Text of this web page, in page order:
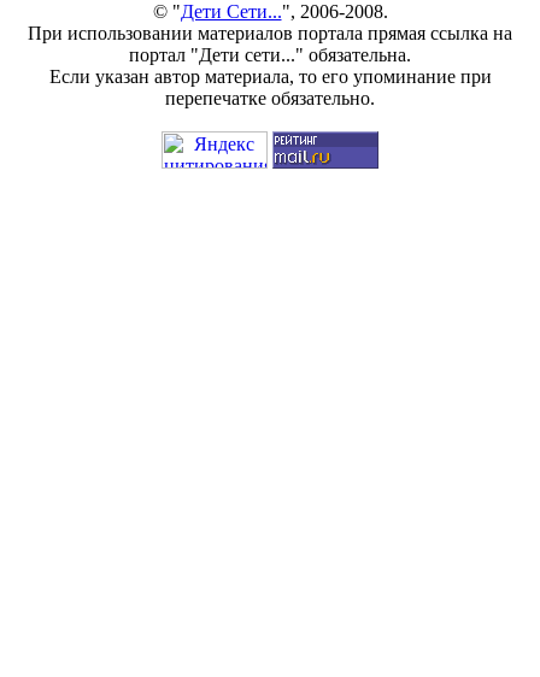
© "Дети Сети...", 2006-2008.
При использовании материалов портала прямая ссылка на
портал "Дети сети..." обязательна.
Если указан автор материала, то его упоминание при
перепечатке обязательно.